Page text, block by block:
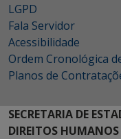
LGPD
Fala Servidor
Acessibilidade
Ordem Cronológica
Planos de
SECRETARIA DE
DIREITOS HUMANOS